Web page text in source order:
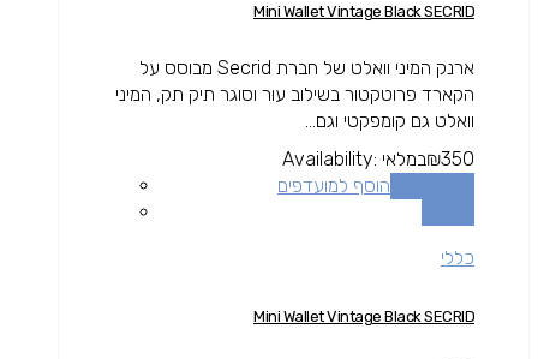
Mini Wallet Vintage Black SECRID
ארנק המיני וואלט של חברת Secrid מבוסס על
הקארד פרוטקטור בשילוב עור וסוגר תיק תק, המיני
וואלט גם קומפקטי וגם...
₪350
Availability: במלאי
הוסף למועדפים
כללי
Mini Wallet Vintage Black SECRID